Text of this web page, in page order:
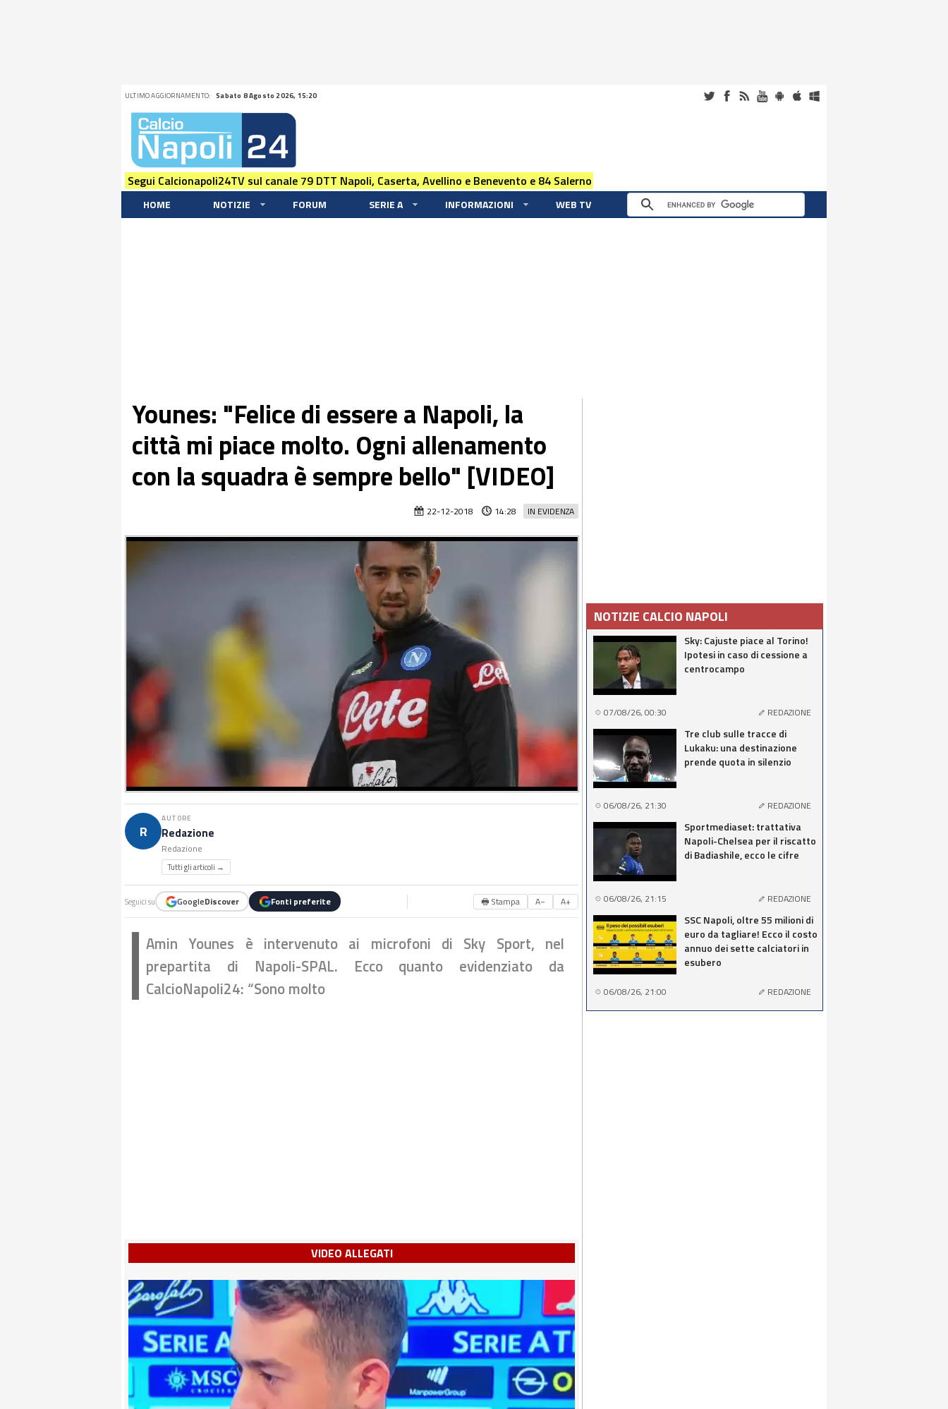
ULTIMO AGGIORNAMENTO: Sabato 8 Agosto 2026, 15:20
Segui Calcionapoli24TV sul canale 79 DTT Napoli, Caserta, Avellino e Benevento e 84 Salerno
HOME NOTIZIE FORUM SERIE A INFORMAZIONI WEB TV
Younes: "Felice di essere a Napoli, la
città mi piace molto. Ogni allenamento
con la squadra è sempre bello" [VIDEO]
IN EVIDENZA
22-12-2018 14:28
R
AUTORE
Redazione
Redazione
Tutti gli articoli →
Seguici su GoogleDiscover Fonti preferite 🖶 Stampa A− A+
Amin Younes è intervenuto ai microfoni di Sky Sport, nel
prepartita di Napoli-SPAL. Ecco quanto evidenziato da
CalcioNapoli24: “Sono molto
VIDEO ALLEGATI
NOTIZIE CALCIO NAPOLI
Sky: Cajuste piace al Torino!
Ipotesi in caso di cessione a
centrocampo
07/08/26, 00:30 REDAZIONE
Tre club sulle tracce di
Lukaku: una destinazione
prende quota in silenzio
06/08/26, 21:30 REDAZIONE
Sportmediaset: trattativa
Napoli-Chelsea per il riscatto
di Badiashile, ecco le cifre
06/08/26, 21:15 REDAZIONE
SSC Napoli, oltre 55 milioni di
euro da tagliare! Ecco il costo
annuo dei sette calciatori in
esubero
06/08/26, 21:00 REDAZIONE